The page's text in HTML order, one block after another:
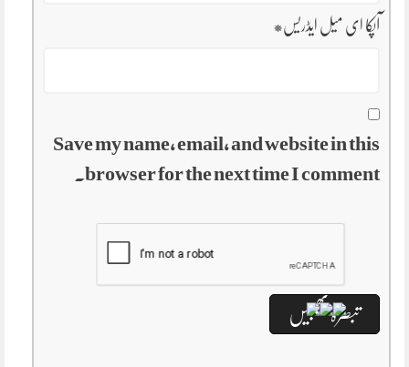
آپکا ای میل ایڈریس*
Save my name, email, and website in this
browser for the next time I comment.